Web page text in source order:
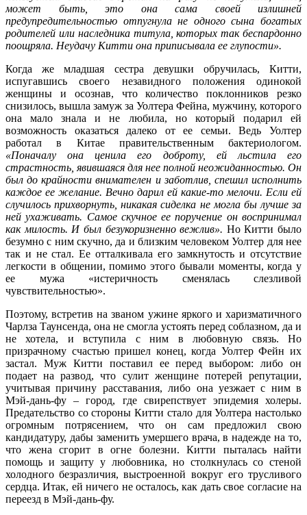
может быть, это она сама своей излишней
предупредительностью отпугнула не одного сына богатых
родителей или наследника титула, которых так беспардонно
поощряла. Неудачу Китти она приписывала ее глупости».
Когда же младшая сестра девушки обручилась, Китти,
испугавшись своего незавидного положения одинокой
женщины и осознав, что количество поклонников резко
снизилось, вышла замуж за Уолтера Фейна, мужчину, которого
она мало знала и не любила, но который подарил ей
возможность оказаться далеко от ее семьи. Ведь Уолтер
работал в Китае правительственным бактериологом.
«Поначалу она ценила его доброту, ей льстила его
страстность, явившаяся для нее полной неожиданностью. Он
был до крайности внимателен и заботлив, спешил исполнить
каждое ее желание. Вечно дарил ей какие-то мелочи. Если ей
случилось прихворнуть, никакая сиделка не могла бы лучше за
ней ухаживать. Самое скучное ее поручение он воспринимал
как милость. И был безукоризненно вежлив». Но Китти было
безумно с ним скучно, да и близким человеком Уолтер для нее
так и не стал. Ее отталкивала его замкнутость и отсутствие
легкости в общении, помимо этого бывали моменты, когда у
ее мужа «истеричность сменялась слезливой
чувствительностью».
Поэтому, встретив на званом ужине яркого и харизматичного
Чарлза Таунсенда, она не смогла устоять перед соблазном, да и
не хотела, и вступила с ним в любовную связь. Но
призрачному счастью пришел конец, когда Уолтер Фейн их
застал. Муж Китти поставил ее перед выбором: либо он
подает на развод, что сулит женщине потерей репутации,
учитывая причину расставания, либо она уезжает с ним в
Мэй-дань-фу – город, где свирепствует эпидемия холеры.
Предательство со стороны Китти стало для Уолтера настолько
огромным потрясением, что он сам предложил свою
кандидатуру, дабы заменить умершего врача, в надежде на то,
что жена сгорит в огне болезни. Китти пыталась найти
помощь и защиту у любовника, но столкнулась со стеной
холодного безразличия, выстроенной вокруг его трусливого
сердца. Итак, ей ничего не осталось, как дать свое согласие на
переезд в Мэй-дань-фу.